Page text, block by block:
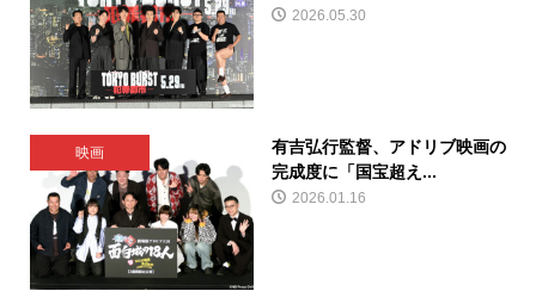
2026.05.30
映画
有吉弘行監督、アドリブ映画の
完成度に「国宝超え...
2026.01.16